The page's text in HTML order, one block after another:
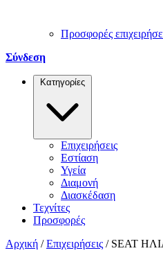
Προσφορές
Σύνδεση
Κατηγορίες
Επιχειρήσεις
Εστίαση
Υγεία
Διαμονή
Διασκέδαση
Τεχνίτες
Προσφορές
Αρχική / Επιχειρήσεις / SEAT